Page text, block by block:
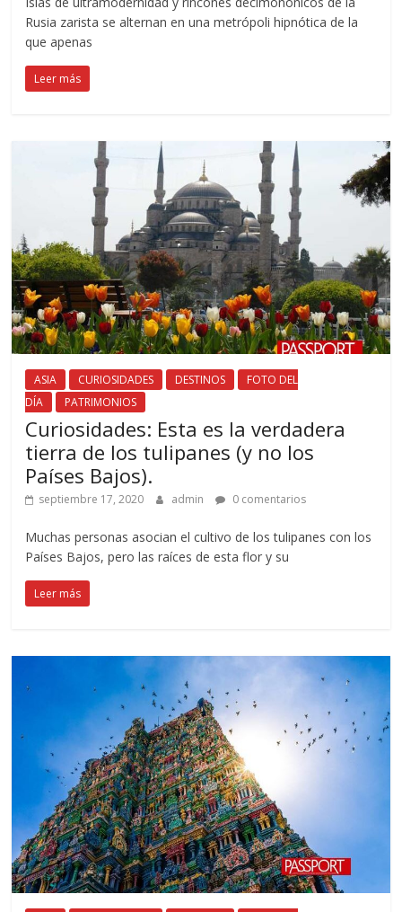
Rusia zarista se alternan en una metrópoli hipnótica de la
que apenas
Leer más
ASIA CURIOSIDADES DESTINOS
FOTO DEL
DÍA
PATRIMONIOS
Curiosidades: Esta es la verdadera
tierra de los tulipanes (y no los
Países Bajos).
septiembre 17, 2020 admin 0 comentarios
Muchas personas asocian el cultivo de los tulipanes con los
Países Bajos, pero las raíces de esta flor y su
Leer más